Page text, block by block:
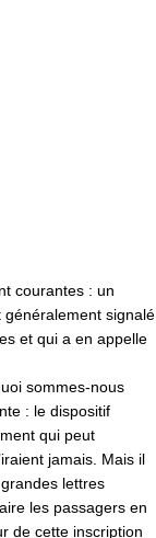
courantes : un
signalé
et qui a en appelle
sommes-nous
: le dispositif
qui peut
jamais. Mais il
lettres
les passagers en
de cette inscription